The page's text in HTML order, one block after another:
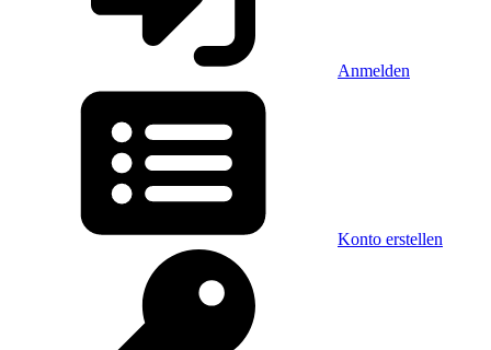
Anmelden
Konto erstellen